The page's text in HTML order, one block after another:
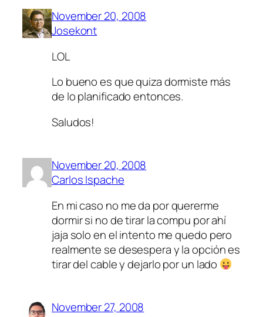
November 20, 2008
Josekont
LOL
Lo bueno es que quiza dormiste más
de lo planificado entonces.
Saludos!
November 20, 2008
Carlos Ispache
En mi caso no me da por quererme
dormir si no de tirar la compu por ahí
jaja solo en el intento me quedo pero
realmente se desespera y la opción es
tirar del cable y dejarlo por un lado
November 27, 2008